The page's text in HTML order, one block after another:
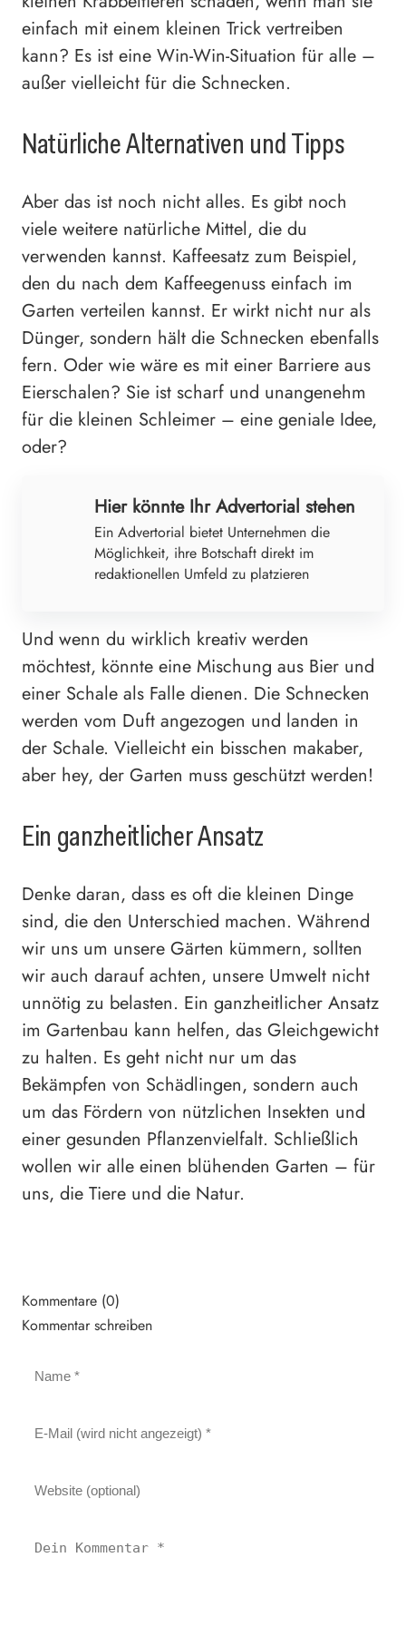
einfach mit einem kleinen Trick vertreiben
kann? Es ist eine Win-Win-Situation für alle –
außer vielleicht für die Schnecken.
Natürliche Alternativen und Tipps
Aber das ist noch nicht alles. Es gibt noch
viele weitere natürliche Mittel, die du
verwenden kannst. Kaffeesatz zum Beispiel,
den du nach dem Kaffeegenuss einfach im
Garten verteilen kannst. Er wirkt nicht nur als
Dünger, sondern hält die Schnecken ebenfalls
fern. Oder wie wäre es mit einer Barriere aus
Eierschalen? Sie ist scharf und unangenehm
für die kleinen Schleimer – eine geniale Idee,
oder?
Hier könnte Ihr Advertorial stehen
Ein Advertorial bietet Unternehmen die
Möglichkeit, ihre Botschaft direkt im
redaktionellen Umfeld zu platzieren
Und wenn du wirklich kreativ werden
möchtest, könnte eine Mischung aus Bier und
einer Schale als Falle dienen. Die Schnecken
werden vom Duft angezogen und landen in
der Schale. Vielleicht ein bisschen makaber,
aber hey, der Garten muss geschützt werden!
Ein ganzheitlicher Ansatz
Denke daran, dass es oft die kleinen Dinge
sind, die den Unterschied machen. Während
wir uns um unsere Gärten kümmern, sollten
wir auch darauf achten, unsere Umwelt nicht
unnötig zu belasten. Ein ganzheitlicher Ansatz
im Gartenbau kann helfen, das Gleichgewicht
zu halten. Es geht nicht nur um das
Bekämpfen von Schädlingen, sondern auch
um das Fördern von nützlichen Insekten und
einer gesunden Pflanzenvielfalt. Schließlich
wollen wir alle einen blühenden Garten – für
uns, die Tiere und die Natur.
Kommentare (0)
Kommentar schreiben